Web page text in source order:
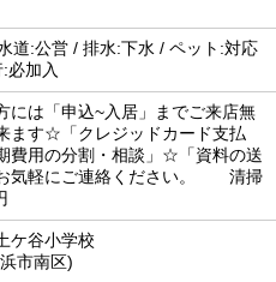
道:公営 / 排水:下水 / ペット:対応
必加入
には「申込~入居」までご来店無
ます☆「クレジッドカード支払
費用の分割・相談」☆「資料の送
気軽にご連絡ください。 清掃
ケ谷小学校
市南区)